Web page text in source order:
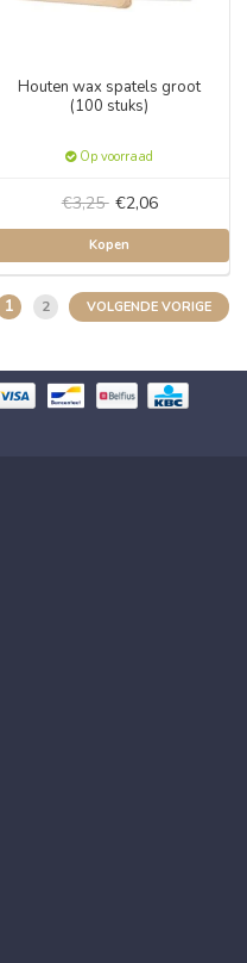
Houten wax spatels groot
(100 stuks)
Op voorraad
€3,25 €2,06
Kopen
1 2 VOLGENDE VORIGE